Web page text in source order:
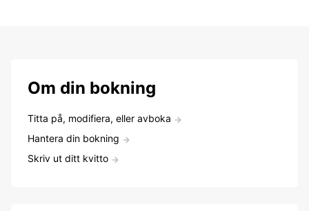
Om din bokning
Titta på, modifiera, eller avboka
Hantera din bokning
Skriv ut ditt kvitto